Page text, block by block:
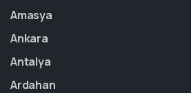
Amasya
Ankara
Antalya
Ardahan